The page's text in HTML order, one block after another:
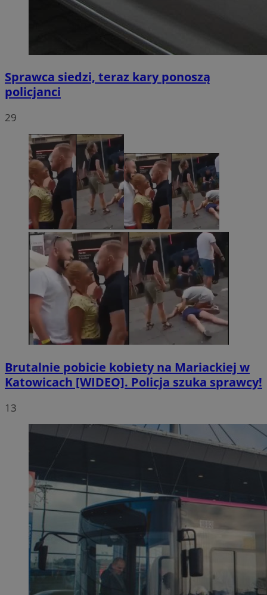
Sprawca siedzi, teraz kary ponoszą
policjanci
29
Brutalnie pobicie kobiety na Mariackiej w
Katowicach [WIDEO]. Policja szuka sprawcy!
13